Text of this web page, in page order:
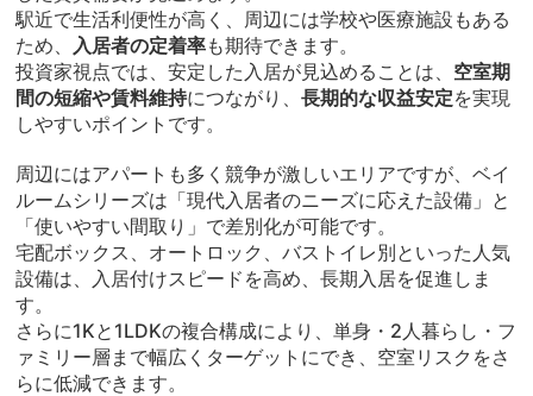
駅近で生活利便性が高く、周辺には学校や医療施設もある
ため、
入居者の定着率も期待できます。
投資家視点では、安定した入居が見込めることは、 空室期
間の短縮や賃料維持につながり、長期的な収益安定を実現
しやすいポイントです。
周辺にはアパートも多く競争が激しいエリアですが、ベイ
ルームシリーズは「現代入居者のニーズに応えた設備」と
「使いやすい間取り」で差別化が可能です。
宅配ボックス、オートロック、バストイレ別といった人気
設備は、入居付けスピードを高め、長期入居を促進しま
す。
さらに1Kと1LDKの複合構成により、単身・2人暮らし・フ
ァミリー層まで幅広くターゲットにでき、空室リスクをさ
らに低減できます。